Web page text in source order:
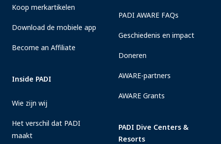
Koop merkartikelen
Download de mobiele app
Become an Affiliate
Inside PADI
Wie zijn wij
Het verschil dat PADI
maakt
PADI AWARE FAQs
Geschiedenis en impact
Doneren
AWARE-partners
AWARE Grants
PADI Dive Centers &
Resorts